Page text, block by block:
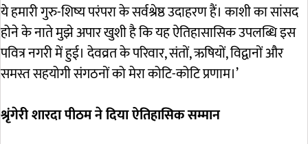
ये हमारी गुरु-शिष्य परंपरा के सर्वश्रेष्ठ उदाहरण हैं। काशी का सांसद
होने के नाते मुझे अपार खुशी है कि यह ऐतिहासासिक उपलब्धि इस
पवित्र नगरी में हुई। देवव्रत के परिवार, संतों, ऋषियों, विद्वानों और
समस्त सहयोगी संगठनों को मेरा कोटि-कोटि प्रणाम।’
श्रृंगेरी शारदा पीठम ने दिया ऐतिहासिक सम्मान